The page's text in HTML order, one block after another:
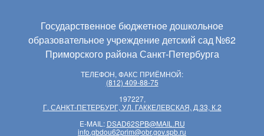
Государственное бюджетное дошкольное
образовательное учреждение детский сад №62
Приморского района Санкт-Петербурга
ТЕЛЕФОН, ФАКС ПРИЁМНОЙ:
(812) 409-88-75
197227,
Г. САНКТ-ПЕТЕРБУРГ, УЛ. ГАККЕЛЕВСКАЯ, Д.33, К.2
E-MAIL: DSAD62SPB@MAIL.RU
info.gbdou62prim@obr.gov.spb.ru